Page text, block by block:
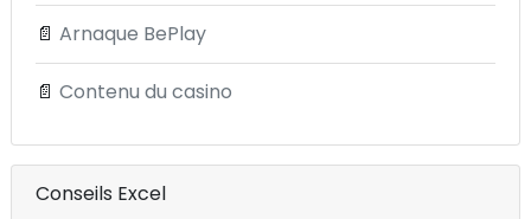
📄 Arnaque BePlay
📄 Contenu du casino
Conseils Excel